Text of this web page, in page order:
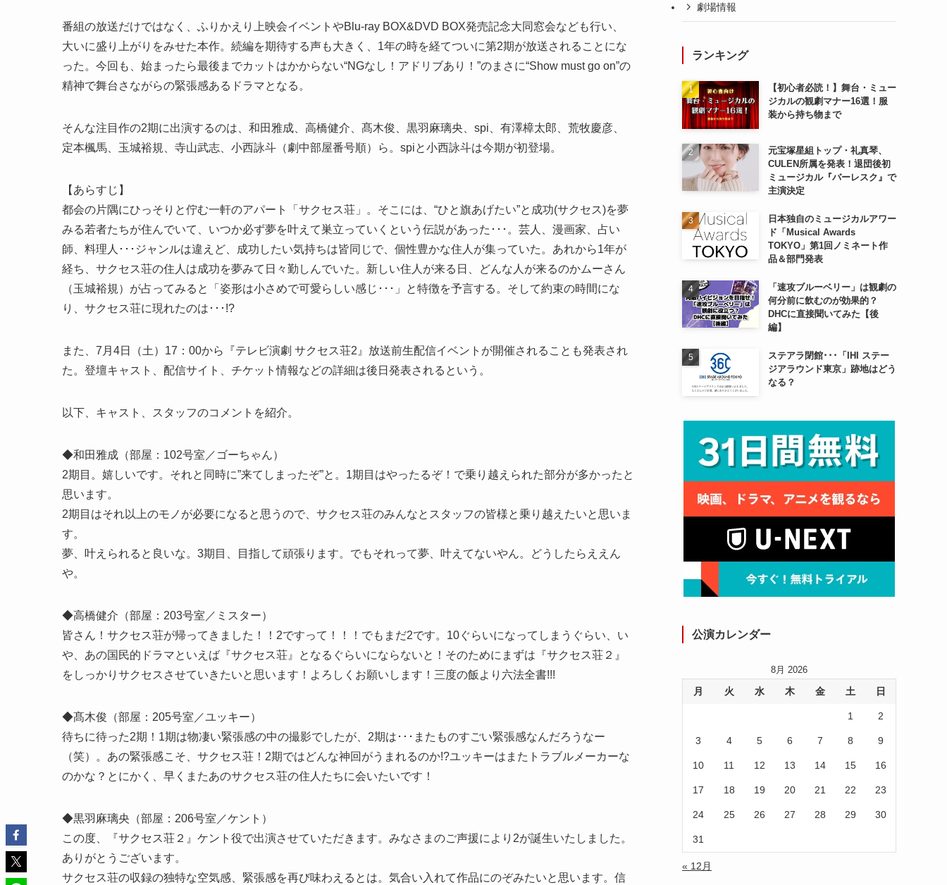
番組の放送だけではなく、ふりかえり上映会イベントやBlu-ray BOX&DVD BOX発売記念大同窓会なども行い、
大いに盛り上がりをみせた本作。続編を期待する声も大きく、1年の時を経てついに第2期が放送されることにな
った。今回も、始まったら最後までカットはかからない“NGなし！アドリブあり！”のまさに“Show must go on”の
精神で舞台さながらの緊張感あるドラマとなる。
そんな注目作の2期に出演するのは、和田雅成、高橋健介、髙木俊、黒羽麻璃央、spi、有澤樟太郎、荒牧慶彦、
定本楓馬、玉城裕規、寺山武志、小西詠斗（劇中部屋番号順）ら。spiと小西詠斗は今期が初登場。
【あらすじ】
都会の片隅にひっそりと佇む一軒のアパート「サクセス荘」。そこには、“ひと旗あげたい”と成功(サクセス)を夢
みる若者たちが住んでいて、いつか必ず夢を叶えて巣立っていくという伝説があった･･･。芸人、漫画家、占い
師、料理人･･･ジャンルは違えど、成功したい気持ちは皆同じで、個性豊かな住人が集っていた。あれから1年が
経ち、サクセス荘の住人は成功を夢みて日々勤しんでいた。新しい住人が来る日、どんな人が来るのかムーさん
（玉城裕規）が占ってみると「姿形は小さめで可愛らしい感じ･･･」と特徴を予言する。そして約束の時間にな
り、サクセス荘に現れたのは･･･!?
また、7月4日（土）17：00から『テレビ演劇 サクセス荘2』放送前生配信イベントが開催されることも発表され
た。登壇キャスト、配信サイト、チケット情報などの詳細は後日発表されるという。
以下、キャスト、スタッフのコメントを紹介。
◆和田雅成（部屋：102号室／ゴーちゃん）
2期目。嬉しいです。それと同時に”来てしまったぞ”と。1期目はやったるぞ！で乗り越えられた部分が多かったと
思います。
2期目はそれ以上のモノが必要になると思うので、サクセス荘のみんなとスタッフの皆様と乗り越えたいと思いま
す。
夢、叶えられると良いな。3期目、目指して頑張ります。でもそれって夢、叶えてないやん。どうしたらええん
や。
◆高橋健介（部屋：203号室／ミスター）
皆さん！サクセス荘が帰ってきました！！2ですって！！！でもまだ2です。10ぐらいになってしまうぐらい、い
や、あの国民的ドラマといえば『サクセス荘』となるぐらいにならないと！そのためにまずは『サクセス荘２』
をしっかりサクセスさせていきたいと思います！よろしくお願いします！三度の飯より六法全書!!!
◆髙木俊（部屋：205号室／ユッキー）
待ちに待った2期！1期は物凄い緊張感の中の撮影でしたが、2期は･･･またものすごい緊張感なんだろうなー
（笑）。あの緊張感こそ、サクセス荘！2期ではどんな神回がうまれるのか!?ユッキーはまたトラブルメーカーな
のかな？とにかく、早くまたあのサクセス荘の住人たちに会いたいです！
◆黒羽麻璃央（部屋：206号室／ケント）
この度、『サクセス荘２』ケント役で出演させていただきます。みなさまのご声援により2が誕生いたしました。
ありがとうございます。
サクセス荘の収録の独特な空気感、緊張感を再び味わえるとは。気合い入れて作品にのぞみたいと思います。信
劇場情報
ランキング
【初心者必読！】舞台・ミュー
ジカルの観劇マナー16選！服
装から持ち物まで
元宝塚星組トップ・礼真琴、
CULEN所属を発表！退団後初
ミュージカル『バーレスク』で
主演決定
日本独自のミュージカルアワー
ド「Musical Awards
TOKYO」第1回ノミネート作
品＆部門発表
「速攻ブルーベリー」は観劇の
何分前に飲むのが効果的？
DHCに直接聞いてみた【後
編】
ステアラ閉館･･･「IHI ステー
ジアラウンド東京」跡地はどう
なる？
公演カレンダー
8月 2026
月 火 水 木 金 土 日
1 2
3 4 5 6 7 8 9
10 11 12 13 14 15 16
17 18 19 20 21 22 23
24 25 26 27 28 29 30
31
« 12月